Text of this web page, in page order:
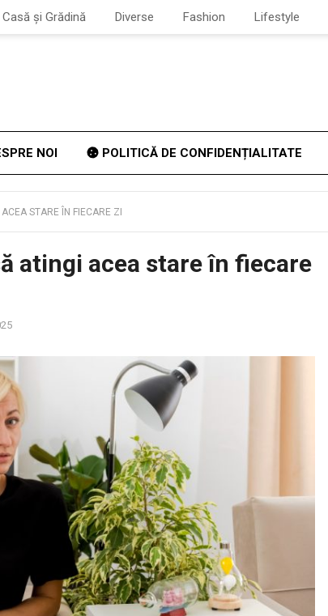
Casă și Grădină Diverse Fashion Lifestyle
NOI POLITICĂ DE CONFIDENȚIALITATE
STARE ÎN FIECARE ZI
atingi acea stare în fiecare